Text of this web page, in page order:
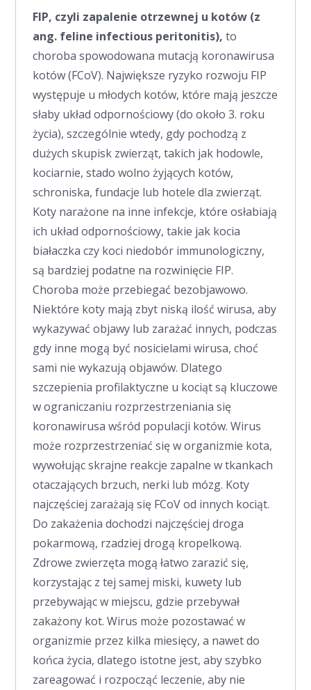
FIP, czyli zapalenie otrzewnej u kotów (z
ang. feline infectious peritonitis), to
choroba spowodowana mutacją koronawirusa
kotów (FCoV). Największe ryzyko rozwoju FIP
występuje u młodych kotów, które mają jeszcze
słaby układ odpornościowy (do około 3. roku
życia), szczególnie wtedy, gdy pochodzą z
dużych skupisk zwierząt, takich jak hodowle,
kociarnie, stado wolno żyjących kotów,
schroniska, fundacje lub hotele dla zwierząt.
Koty narażone na inne infekcje, które osłabiają
ich układ odpornościowy, takie jak kocia
białaczka czy koci niedobór immunologiczny,
są bardziej podatne na rozwinięcie FIP.
Choroba może przebiegać bezobjawowo.
Niektóre koty mają zbyt niską ilość wirusa, aby
wykazywać objawy lub zarażać innych, podczas
gdy inne mogą być nosicielami wirusa, choć
sami nie wykazują objawów. Dlatego
szczepienia profilaktyczne u kociąt są kluczowe
w ograniczaniu rozprzestrzeniania się
koronawirusa wśród populacji kotów. Wirus
może rozprzestrzeniać się w organizmie kota,
wywołując skrajne reakcje zapalne w tkankach
otaczających brzuch, nerki lub mózg. Koty
najczęściej zarażają się FCoV od innych kociąt.
Do zakażenia dochodzi najczęściej droga
pokarmową, rzadziej drogą kropelkową.
Zdrowe zwierzęta mogą łatwo zarazić się,
korzystając z tej samej miski, kuwety lub
przebywając w miejscu, gdzie przebywał
zakażony kot. Wirus może pozostawać w
organizmie przez kilka miesięcy, a nawet do
końca życia, dlatego istotne jest, aby szybko
zareagować i rozpocząć leczenie, aby nie